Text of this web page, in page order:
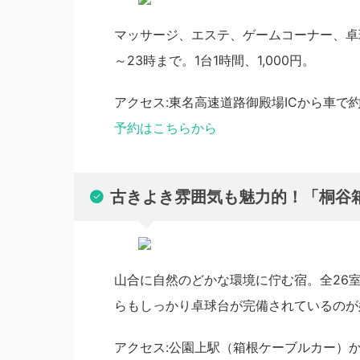
マッサージ、エステ、ゲームコーナー、
～23時まで。1台1時間、1,000円。
アクセス:東名高速道路御殿場ICから車で
予約はこちらから
古きよき雰囲気も魅力的！「桐谷
山合に自然のどかな環境に佇む宿。全26
らもしっかり卓球台が完備されているの
アクセス:公園上駅（箱根ケーブルカー）